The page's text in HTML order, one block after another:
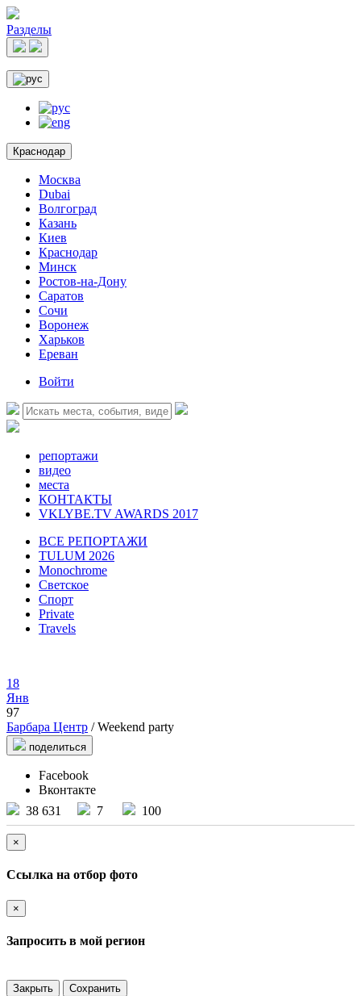
Разделы
Краснодар
Москва
Dubai
Волгоград
Казань
Киев
Краснодар
Минск
Ростов-на-Дону
Саратов
Сочи
Воронеж
Харьков
Ереван
Войти
репортажи
видео
места
КОНТАКТЫ
VKLYBE.TV AWARDS 2017
ВСЕ РЕПОРТАЖИ
TULUM 2026
Monochrome
Светское
Спорт
Private
Travels
18
Янв
97
Барбара Центр / Weekend party
поделиться
Facebook
Вконтакте
38 631
7 100
×
Ссылка на отбор фото
×
Запросить в мой регион
Закрыть Сохранить